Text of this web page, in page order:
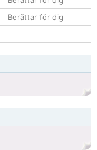
Berättar för dig